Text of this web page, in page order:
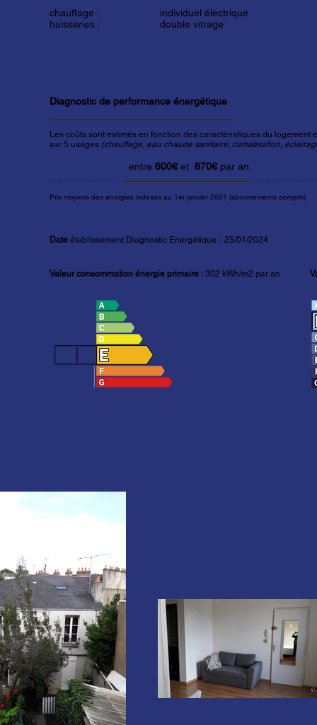
chauffage :
huisseries :
individuel électrique
double vitrage
Diagnostic de performance énergétique
Les coûts sont estimés en fonction des caractéristiques du logement
sur 5 usages (chauffage, eau chaude sanitaire, climatisation,
entre 600€ et 870€ par an
Prix moyens des énergies indexés au 1er janvier 2021 (abonnements compris)
Date établissement Diagnostic Energétique : 25/01/2024
Valeur consommation énergie primaire : 302 kWh/m2 par an